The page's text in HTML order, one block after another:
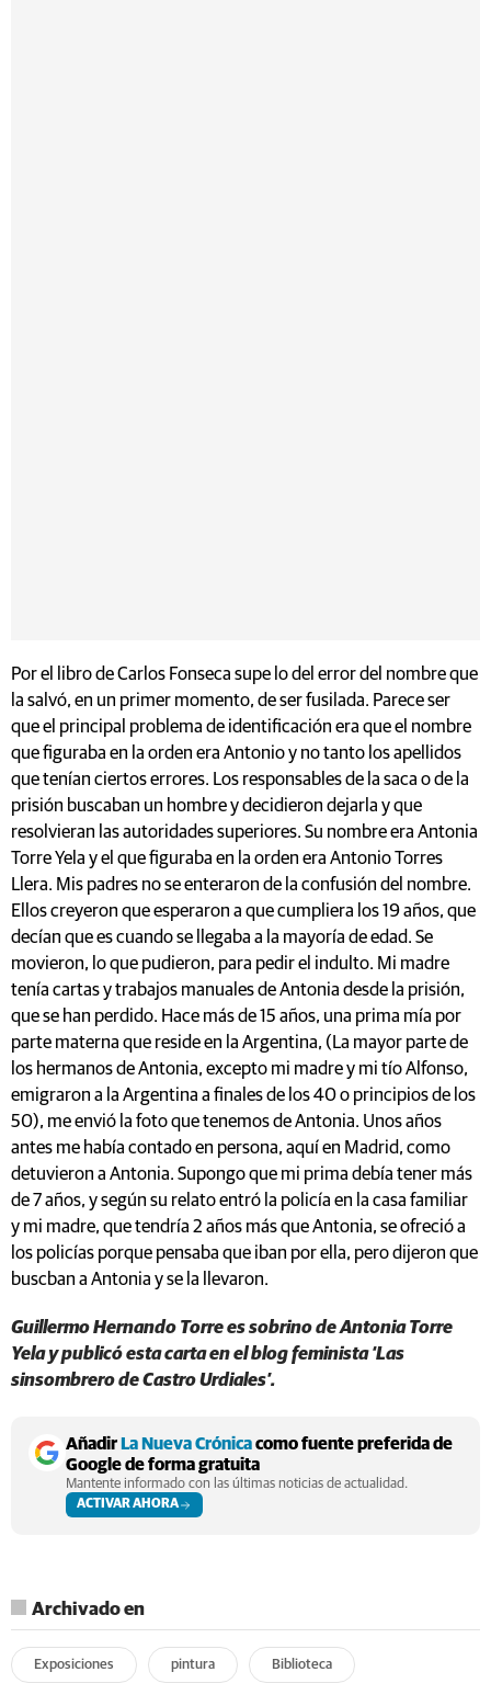
Por el libro de Carlos Fonseca supe lo del error del nombre que
la salvó, en un primer momento, de ser fusilada. Parece ser
que el principal problema de identificación era que el nombre
que figuraba en la orden era Antonio y no tanto los apellidos
que tenían ciertos errores. Los responsables de la saca o de la
prisión buscaban un hombre y decidieron dejarla y que
resolvieran las autoridades superiores. Su nombre era Antonia
Torre Yela y el que figuraba en la orden era Antonio Torres
Llera. Mis padres no se enteraron de la confusión del nombre.
Ellos creyeron que esperaron a que cumpliera los 19 años, que
decían que es cuando se llegaba a la mayoría de edad. Se
movieron, lo que pudieron, para pedir el indulto. Mi madre
tenía cartas y trabajos manuales de Antonia desde la prisión,
que se han perdido. Hace más de 15 años, una prima mía por
parte materna que reside en la Argentina, (La mayor parte de
los hermanos de Antonia, excepto mi madre y mi tío Alfonso,
emigraron a la Argentina a finales de los 40 o principios de los
50), me envió la foto que tenemos de Antonia. Unos años
antes me había contado en persona, aquí en Madrid, como
detuvieron a Antonia. Supongo que mi prima debía tener más
de 7 años, y según su relato entró la policía en la casa familiar
y mi madre, que tendría 2 años más que Antonia, se ofreció a
los policías porque pensaba que iban por ella, pero dijeron que
buscban a Antonia y se la llevaron.
Guillermo Hernando Torre es sobrino de Antonia Torre
Yela y publicó esta carta en el blog feminista ‘Las
sinsombrero de Castro Urdiales’.
Añadir La Nueva Crónicacomo fuente preferida de
Google de forma gratuita
Mantente informado con las últimas noticias de actualidad.
ACTIVAR AHORA
Archivado en
Exposiciones pintura Biblioteca